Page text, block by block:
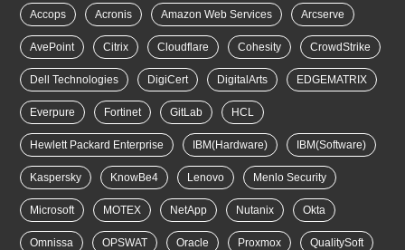
Accops Acronis Amazon Web Services Arcserve
AvePoint Citrix Cloudflare Cohesity CrowdStrike
Dell Technologies DigiCert DigitalArts EDGEMATRIX
Everpure Fortinet GitLab HCL
Hewlett Packard Enterprise IBM(Hardware) IBM(Software)
Kaspersky KnowBe4 Lenovo Menlo Security
Microsoft MOTEX NetApp Nutanix Okta
Omnissa OPSWAT Oracle Proxmox QualitySoft